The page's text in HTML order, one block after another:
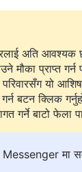
अति आवश्यक
मौका प्राप्त
यो
क्लिक गर्नुहोस्। हामी
गर्ने बाटो फेला
Messenger मा